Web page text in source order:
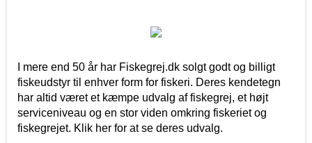
I mere end 50 år har Fiskegrej.dk solgt godt og billigt
fiskeudstyr til enhver form for fiskeri. Deres kendetegn
har altid været et kæmpe udvalg af fiskegrej, et højt
serviceniveau og en stor viden omkring fiskeriet og
fiskegrejet. Klik her for at se deres udvalg.